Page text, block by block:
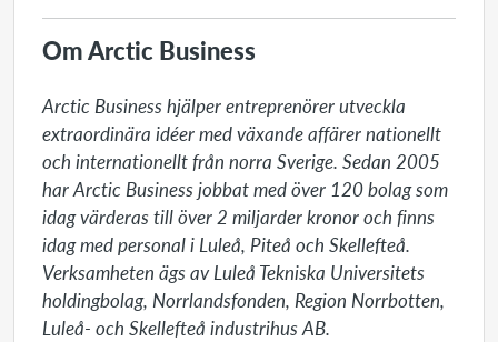
Om Arctic Business
Arctic Business hjälper entreprenörer utveckla
extraordinära idéer med växande affärer nationellt
och internationellt från norra Sverige. Sedan 2005
har Arctic Business jobbat med över 120 bolag som
idag värderas till över 2 miljarder kronor och finns
idag med personal i Luleå, Piteå och Skellefteå.
Verksamheten ägs av Luleå Tekniska Universitets
holdingbolag, Norrlandsfonden, Region Norrbotten,
Luleå- och Skellefteå industrihus AB.